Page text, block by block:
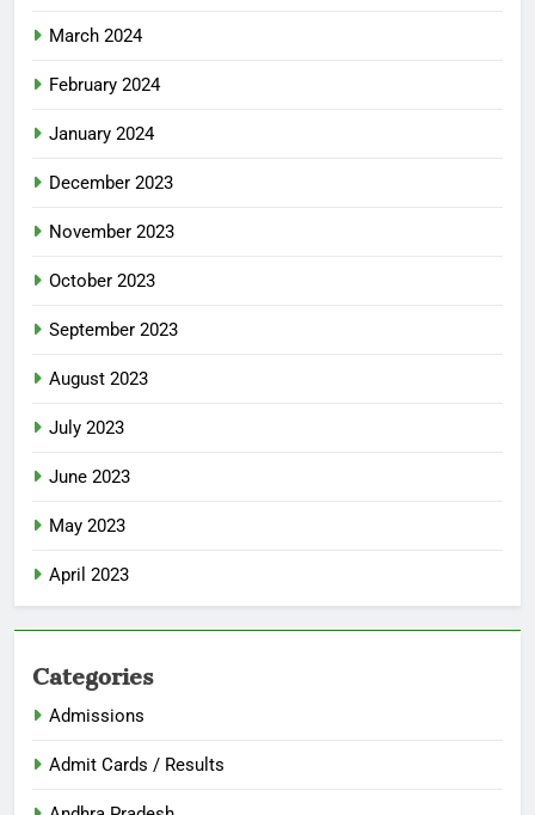
March 2024
February 2024
January 2024
December 2023
November 2023
October 2023
September 2023
August 2023
July 2023
June 2023
May 2023
April 2023
Categories
Admissions
Admit Cards / Results